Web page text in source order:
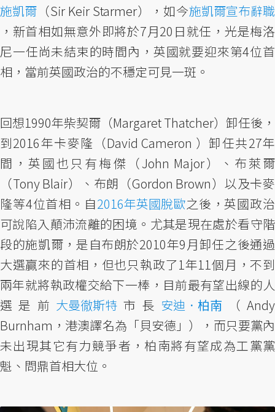
施凱爾 （Sir Keir Starmer），如今施凱爾宣布辭職
，新首相如無意外即將於7月20日就任，光是梅洛
尼一任尚未結束的時間內，英國就要迎來第4位首
相，當前英國政治的不穩定可見一斑。
回想1990年柴契爾（Margaret Thatcher）卸任後，
到2016年卡麥隆（David Cameron ）卸任共27年
間，英國也只有梅傑（John Major）、布萊爾
（Tony Blair）、布朗（Gordon Brown）以及卡麥
隆等4位首相。自2016年英國脫歐之後，英國政治
可說陷入顛沛流離的困境。尤其是現在處於看守階
段的施凱爾，是自布朗於2010年9月卸任之後通過
大選贏來的首相，但也只執政了1年11個月，不到
兩年就將執政權交給下一棒，目前最有望出線的人
選是前 大曼徹斯特市長 安迪． 柏南 （Andy
Burnham，港澳譯名為「貝安德」），而只要黨內
未出現其它有力競爭者，柏南將有望成為工黨黨
魁、問鼎首相大位。